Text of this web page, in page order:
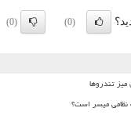
(0)
(0)
تندروها
نظامی میسر است؟